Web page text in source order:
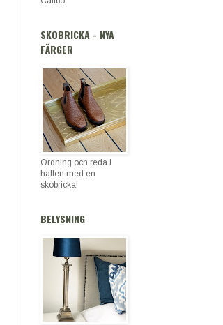
SKOBRICKA - NYA
FÄRGER
Ordning och reda i
hallen med en
skobricka!
BELYSNING